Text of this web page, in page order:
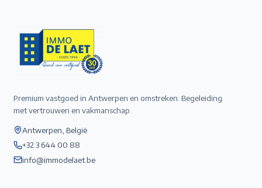
Premium vastgoed in Antwerpen en omstreken. Begeleiding
met vertrouwen en vakmanschap.
Antwerpen, België
+32 3 644 00 88
info@immodelaet.be